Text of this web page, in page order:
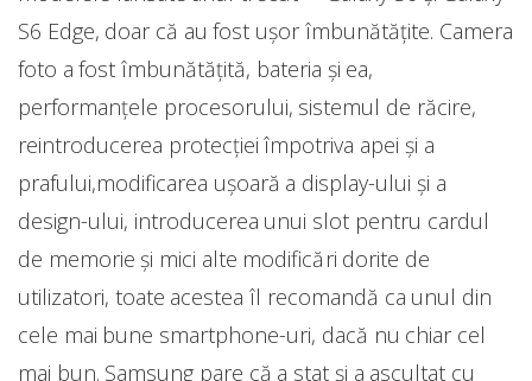
S6 Edge, doar că au fost ușor îmbunătățite. Camera
foto a fost îmbunătățită, bateria și ea,
performanțele procesorului, sistemul de răcire,
reintroducerea protecției împotriva apei și a
prafului,modificarea ușoară a display-ului și a
design-ului, introducerea unui slot pentru cardul
de memorie și mici alte modificări dorite de
utilizatori, toate acestea îl recomandă ca unul din
cele mai bune smartphone-uri, dacă nu chiar cel
mai bun. Samsung pare că a stat și a ascultat cu